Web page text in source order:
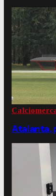
Atalanta,